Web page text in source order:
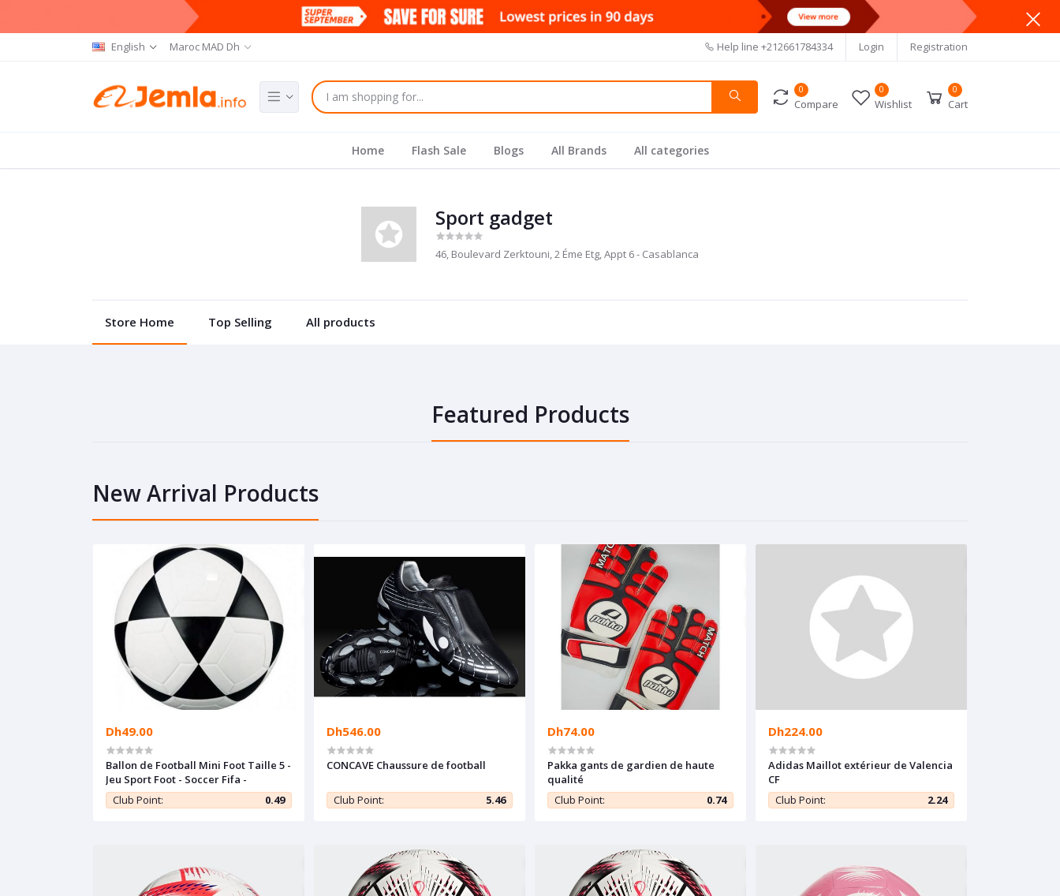
English Maroc MAD Dh Help line +212661784334 Login Registration
0
Compare
0
Wishlist
0
Cart
Home Flash Sale Blogs All Brands All categories
Sport gadget
46, Boulevard Zerktouni, 2 Éme Etg, Appt 6 - Casablanca
Store Home Top Selling All products
Featured Products
New Arrival Products
Dh49.00
Ballon de Football Mini Foot Taille 5 -
Jeu Sport Foot - Soccer Fifa -
Club Point:
0.49
Dh546.00
CONCAVE Chaussure de football
Club Point: 5.46
Dh74.00
Pakka gants de gardien de haute
qualité
Club Point:
0.74
Dh224.00
Adidas Maillot extérieur de Valencia
CF
Club Point:
2.24